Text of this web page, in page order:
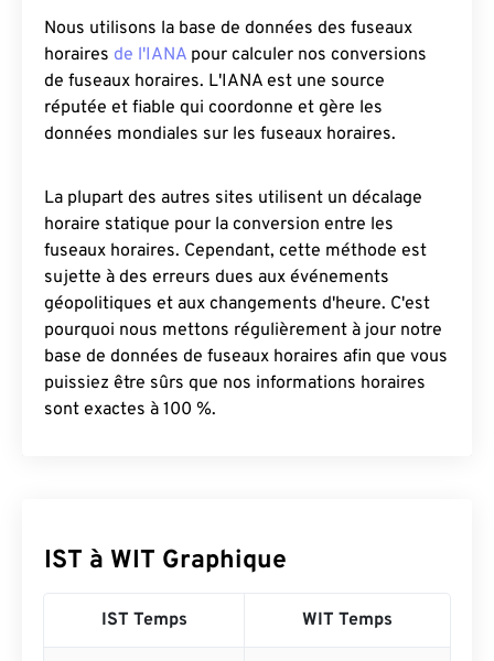
Nous utilisons la base de données des fuseaux
horaires de l'IANA pour calculer nos conversions
de fuseaux horaires. L'IANA est une source
réputée et fiable qui coordonne et gère les
données mondiales sur les fuseaux horaires.
La plupart des autres sites utilisent un décalage
horaire statique pour la conversion entre les
fuseaux horaires. Cependant, cette méthode est
sujette à des erreurs dues aux événements
géopolitiques et aux changements d'heure. C'est
pourquoi nous mettons régulièrement à jour notre
base de données de fuseaux horaires afin que vous
puissiez être sûrs que nos informations horaires
sont exactes à 100 %.
IST à WIT Graphique
IST Temps WIT Temps